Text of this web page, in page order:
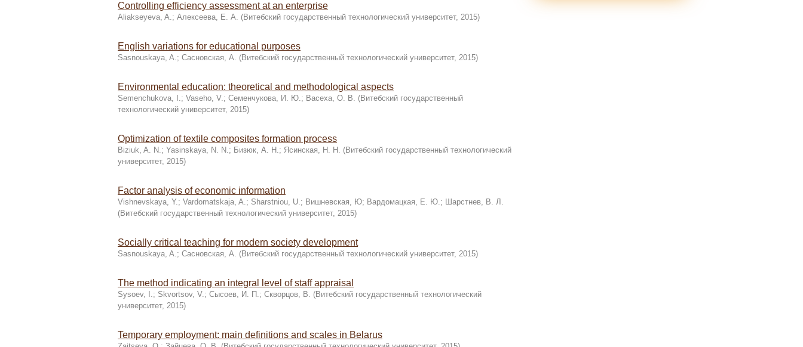
Controlling efficiency assessment at an enterprise
Aliakseyeva, A.; Алексеева, Е. А. (Витебский государственный технологический университет, 2015)
English variations for educational purposes
Sasnouskaya, A.; Сасновская, А. (Витебский государственный технологический университет, 2015)
Environmental education: theoretical and methodological aspects
Semenchukova, I.; Vaseho, V.; Семенчукова, И. Ю.; Васеха, О. В. (Витебский государственный
технологический университет, 2015)
Optimization of textile composites formation process
Biziuk, A. N.; Yasinskaya, N. N.; Бизюк, А. Н.; Ясинская, Н. Н. (Витебский государственный технологический
университет, 2015)
Factor analysis of economic information
Vishnevskaya, Y.; Vardomatskaja, A.; Sharstniou, U.; Вишневская, Ю; Вардомацкая, Е. Ю.; Шарстнев, В. Л.
(Витебский государственный технологический университет, 2015)
Socially critical teaching for modern society development
Sasnouskaya, A.; Сасновская, А. (Витебский государственный технологический университет, 2015)
The method indicating an integral level of staff appraisal
Sysoev, I.; Skvortsov, V.; Сысоев, И. П.; Скворцов, В. (Витебский государственный технологический
университет, 2015)
Temporary employment: main definitions and scales in Belarus